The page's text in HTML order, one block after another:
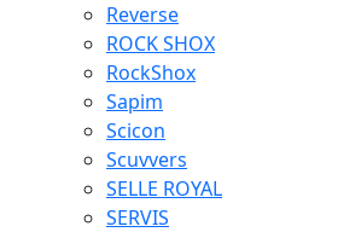
Reverse
ROCK SHOX
RockShox
Sapim
Scicon
Scuvvers
SELLE ROYAL
SERVIS